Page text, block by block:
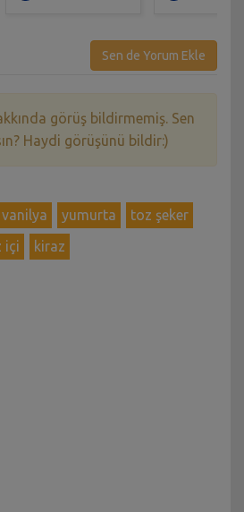
Sen de Yorum Ekle
görüş bildirmemiş. Sen
Haydi görüşünü bildir:)
vanilya yumurta
toz şeker
içi kiraz